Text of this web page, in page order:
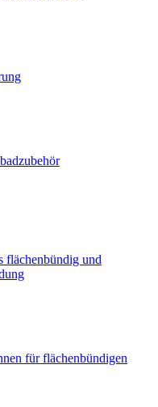
flächenbündig und
für flächenbündigen